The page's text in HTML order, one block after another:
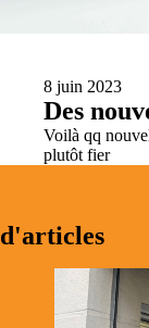
8 juin 2023
Des
Voilà qq
plutôt fier
d'articles